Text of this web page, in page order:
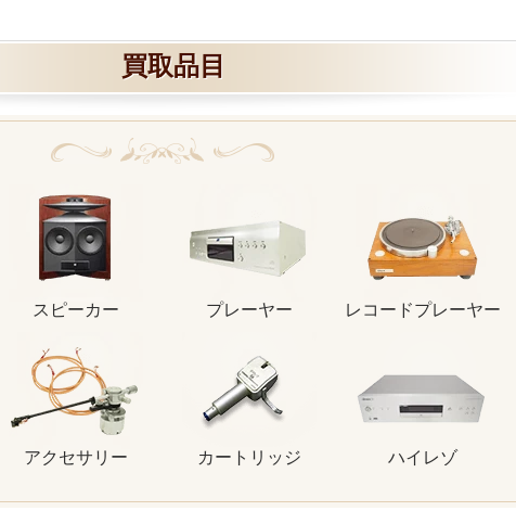
買取品目
スピーカー プレーヤー レコードプレーヤー
アクセサリー カートリッジ ハイレゾ